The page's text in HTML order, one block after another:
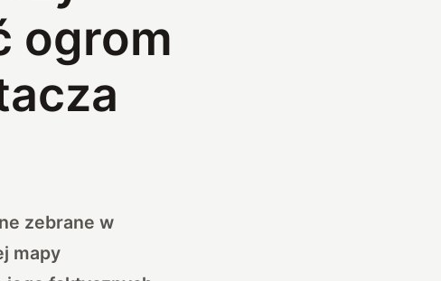
ogrom
zebrane w
mapy